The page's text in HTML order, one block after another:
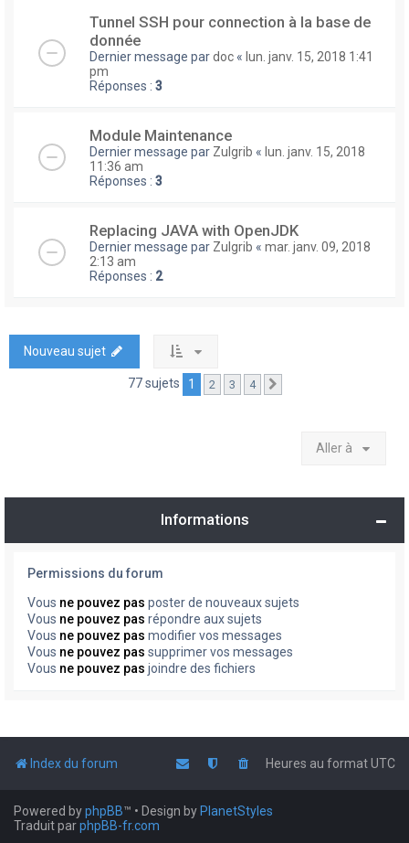
Tunnel SSH pour connection à la base de
donnée
Dernier message pardoc « lun. janv. 15, 2018 1:41
pm
Réponses : 3
Module Maintenance
Dernier message par Zulgrib « lun. janv. 15, 2018
11:36 am
Réponses : 3
Replacing JAVA with OpenJDK
Dernier message par Zulgrib « mar. janv. 09, 2018
2:13 am
Réponses : 2
Nouveau sujet
77 sujets 1 2 3 4
Aller à
Informations
Permissions du forum
Vous ne pouvez pas poster de nouveaux sujets
Vous ne pouvez pas répondre aux sujets
Vous ne pouvez pas modifier vos messages
Vous ne pouvez pas supprimer vos messages
Vous ne pouvez pas joindre des fichiers
Index du forum Heures au formatUTC
Powered byphpBB™ • Design by PlanetStyles
Traduit parphpBB-fr.com